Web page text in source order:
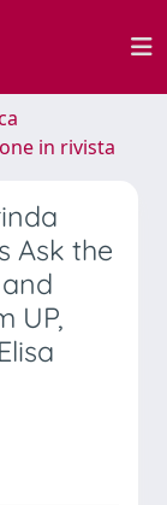
in rivista
Ask the
UP,